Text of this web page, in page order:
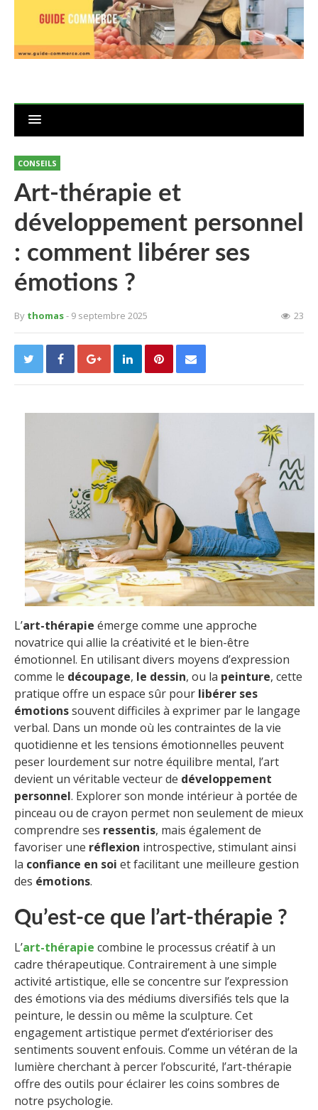
CONSEILS
Art-thérapie et
développement personnel
: comment libérer ses
émotions ?
By thomas- 9 septembre 2025 23
L’art-thérapie émerge comme une approche
novatrice qui allie la créativité et le bien-être
émotionnel. En utilisant divers moyens d’expression
comme le découpage, le dessin, ou la peinture, cette
pratique offre un espace sûr pour libérer ses
émotionssouvent difficiles à exprimer par le langage
verbal. Dans un monde où les contraintes de la vie
quotidienne et les tensions émotionnelles peuvent
peser lourdement sur notre équilibre mental, l’art
devient un véritable vecteur de développement
personnel. Explorer son monde intérieur à portée de
pinceau ou de crayon permet non seulement de mieux
comprendre ses ressentis, mais également de
favoriser une réflexion introspective, stimulant ainsi
la confiance en soi et facilitant une meilleure gestion
des émotions.
Qu’est-ce que l’art-thérapie ?
L’art-thérapie combine le processus créatif à un
cadre thérapeutique. Contrairement à une simple
activité artistique, elle se concentre sur l’expression
des émotions via des médiums diversifiés tels que la
peinture, le dessin ou même la sculpture. Cet
engagement artistique permet d’extérioriser des
sentiments souvent enfouis. Comme un vétéran de la
lumière cherchant à percer l’obscurité, l’art-thérapie
offre des outils pour éclairer les coins sombres de
notre psychologie.